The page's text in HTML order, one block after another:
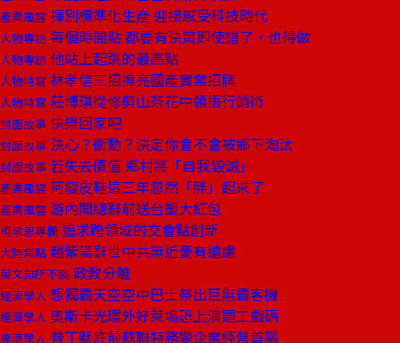
產業風雲 揮別標準化生產 迎接感受科技時代
人物專訪 每個時間點 都要有決策即使錯了，也得做
人物專訪 他站上起跳的最高點
人物特寫 林孝信三招擦亮國產實業招牌
人物特寫 莊博琪從修剪山茶花中領悟行銷術
封面故事 快樂回家吧
封面故事 決心？衝動？決定你會不會被鄉下淘汰
封面故事 若失去價值 鄉村將「自我毀滅」
產業風雲 阿瘦皮鞋這三年忽然「胖」起來了
產業風雲 游內閣總辭前送台塑大紅包
柯承恩專欄 追求跨領域的交會點創新
大陸焦點 趙紫陽辭世中共無近憂有遠慮
英文無所不談 政教分離
經濟學人 想獨霸天空空中巴士祭出巨無霸客機
經濟學人 奧斯卡光環外好萊塢恐上演罷工戲碼
經濟學人 普丁默許前蘇聯特務變企業經營首腦